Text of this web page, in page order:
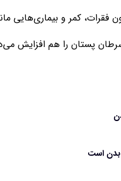
فقرات، کمر و بیماری‌هایی
سرطان پستان را هم افزایش
بدن است